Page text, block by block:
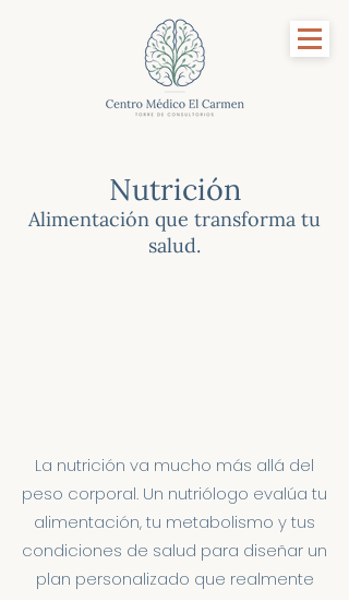
Nutrición
Alimentación que transforma tu
salud.
La nutrición va mucho más allá del
peso corporal. Un nutriólogo evalúa tu
alimentación, tu metabolismo y tus
condiciones de salud para diseñar un
plan personalizado que realmente